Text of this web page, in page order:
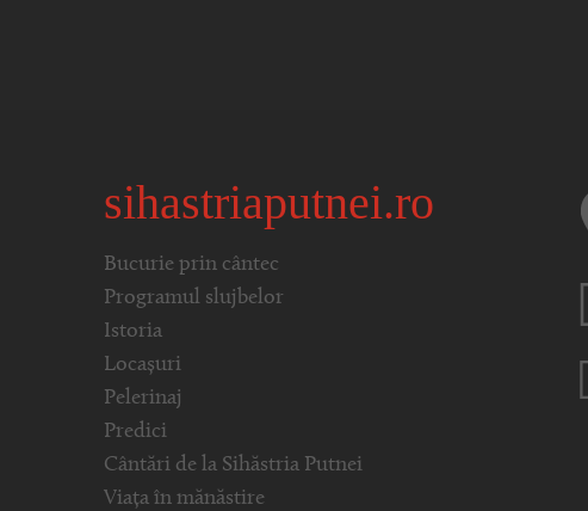
sihastriaputnei.ro
Bucurie prin cântec
Programul slujbelor
Istoria
Locașuri
Pelerinaj
Predici
Cântări de la Sihăstria Putnei
Viața în mănăstire